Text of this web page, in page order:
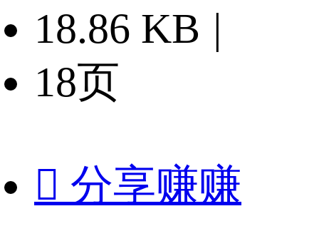
18.86 KB |
18页
 分享赚赚